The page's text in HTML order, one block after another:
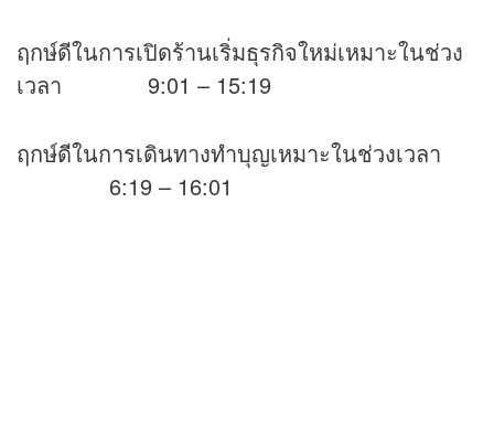
ฤกษ์ดีในการเปิดร้านเริ่มธุรกิจใหม่เหมาะในช่วง
เวลา 9:01 – 15:19
ฤกษ์ดีในการเดินทางทำบุญเหมาะในช่วงเวลา
6:19 – 16:01